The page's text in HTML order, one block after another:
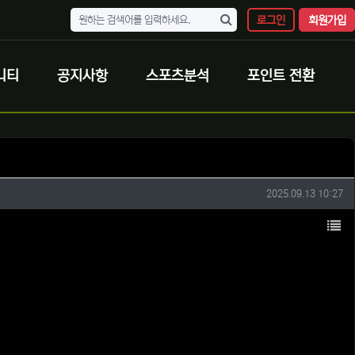
로그인 회원가입
티 공지사항 스포츠분석 포인트 전환
작성일
2025.09.13 10:27
목